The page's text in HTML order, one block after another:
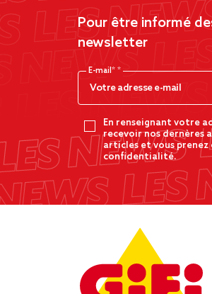
Pour être informé
newsletter
E-mail*
En renseignant votre
recevoir nos dernères
articles et vous
confidentialité.